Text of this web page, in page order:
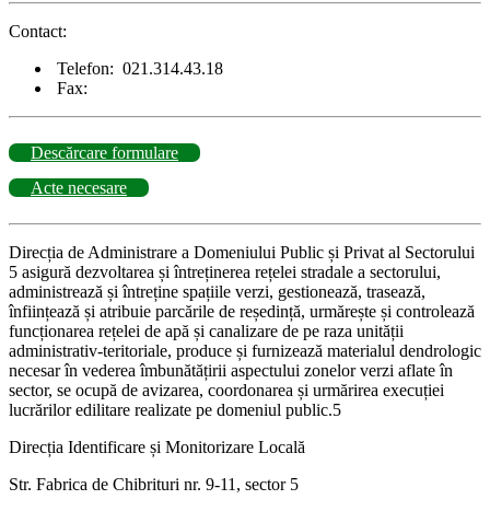
Contact:
Telefon: 021.314.43.18
Fax:
Descărcare formulare
Acte necesare
Direcția de Administrare a Domeniului Public și Privat al Sectorului
5 asigură dezvoltarea și întreținerea rețelei stradale a sectorului,
administrează și întreține spațiile verzi, gestionează, trasează,
înființează și atribuie parcările de reședință, urmărește și controlează
funcționarea rețelei de apă și canalizare de pe raza unității
administrativ-teritoriale, produce și furnizează materialul dendrologic
necesar în vederea îmbunătățirii aspectului zonelor verzi aflate în
sector, se ocupă de avizarea, coordonarea și urmărirea execuției
lucrărilor edilitare realizate pe domeniul public.5
Direcția Identificare și Monitorizare Locală
Str. Fabrica de Chibrituri nr. 9-11, sector 5